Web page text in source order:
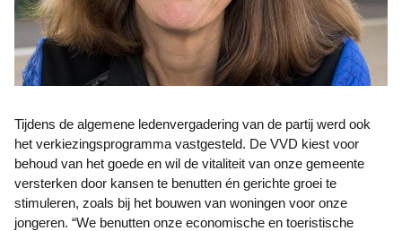
Tijdens de algemene ledenvergadering van de partij werd ook
het verkiezingsprogramma vastgesteld. De VVD kiest voor
behoud van het goede en wil de vitaliteit van onze gemeente
versterken door kansen te benutten én gerichte groei te
stimuleren, zoals bij het bouwen van woningen voor onze
jongeren. “We benutten onze economische en toeristische